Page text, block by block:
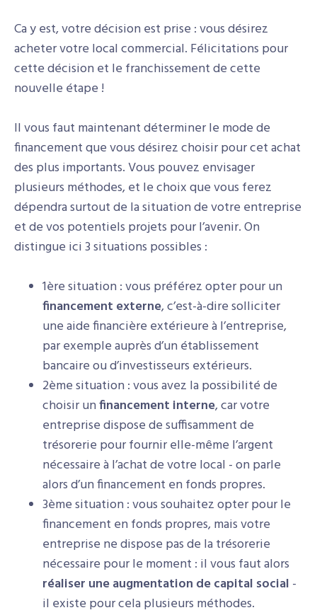
Ca y est, votre décision est prise : vous désirez
acheter votre local commercial. Félicitations pour
cette décision et le franchissement de cette
nouvelle étape !
Il vous faut maintenant déterminer le mode de
financement que vous désirez choisir pour cet achat
des plus importants. Vous pouvez envisager
plusieurs méthodes, et le choix que vous ferez
dépendra surtout de la situation de votre entreprise
et de vos potentiels projets pour l’avenir. On
distingue ici 3 situations possibles :
1ère situation : vous préférez opter pour un
financement externe, c’est-à-dire solliciter
une aide financière extérieure à l’entreprise,
par exemple auprès d’un établissement
bancaire ou d’investisseurs extérieurs.
2ème situation : vous avez la possibilité de
choisir unfinancement interne, car votre
entreprise dispose de suffisamment de
trésorerie pour fournir elle-même l’argent
nécessaire à l’achat de votre local - on parle
alors d’un financement en fonds propres.
3ème situation : vous souhaitez opter pour le
financement en fonds propres, mais votre
entreprise ne dispose pas de la trésorerie
nécessaire pour le moment : il vous faut alors
réaliser une augmentation de capital social -
il existe pour cela plusieurs méthodes.